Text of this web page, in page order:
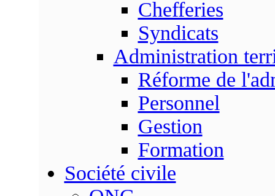
Chefferies
Syndicats
Administration
Réforme de
Personnel
Gestion
Formation
Société civile